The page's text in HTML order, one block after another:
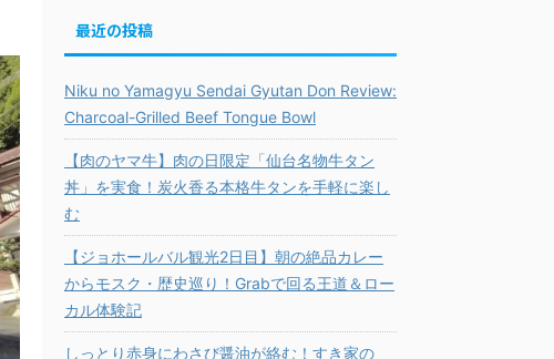
最近の投稿
Niku no Yamagyu Sendai Gyutan Don Review:
Charcoal-Grilled Beef Tongue Bowl
【肉のヤマ牛】肉の日限定「仙台名物牛タン
丼」を実食！炭火香る本格牛タンを手軽に楽し
む
【ジョホールバル観光2日目】朝の絶品カレー
からモスク・歴史巡り！Grabで回る王道＆ロー
カル体験記
しっとり赤身にわさび醤油が絡む！すき家の